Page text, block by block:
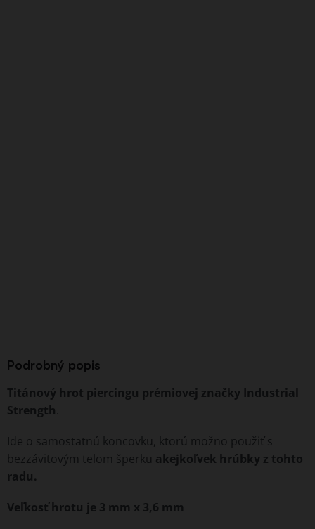
Podrobný popis
Titánový hrot piercingu prémiovej značky Industrial
Strength
Ide o samostatnú koncovku, ktorú možno použiť s
bezzávitovým telom šperku akejkoľvek hrúbky z tohto
radu.
Veľkosť hrotu je 3 mm x 3,6 mm